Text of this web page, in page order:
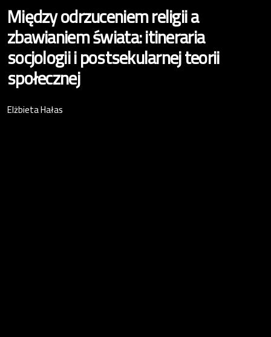
Między odrzuceniem religii a
zbawianiem świata: itineraria
socjologii i postsekularnej teorii
społecznej
Elżbieta Hałas